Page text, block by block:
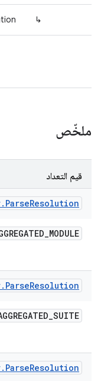
↳
ملخّص
قيم التعداد
. ParseResolution
_MODULE
. ParseResolution
_SUITE
. ParseResolution